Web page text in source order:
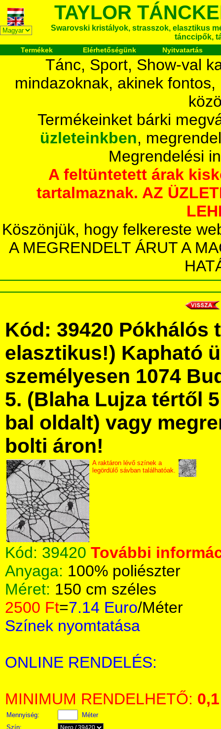
TAYLOR
Swarovski kristályok, strasszok, elasztikus
tánccipők,
Termékek Elérhetőségünk Nyitvatartás
Tánc, Sport, Show-val
mindazoknak, akinek
Termékeinket bárki
üzleteinkben,
Megrendelési
A feltüntetett árak
tartalmaznak. AZ
Köszönjük, hogy felkereste
A MEGRENDELT ÁRUT A
Kód: 39420 Pókhálós
elasztikus!) Kapható
személyesen 1074
5. (Blaha Lujza tértől
bal oldalt) vagy
bolti áron!
A raktáron lévő színek a
legördülő sávban találhatóak.
Kód: 39420 További
Anyaga: 100% poliészter
Méret: 150 cm széles
2500 Ft=7.14 Euro/Méter
Színek nyomtatása
ONLINE RENDELÉS:
MINIMUM RENDELHETŐ: 0,1
Mennyiség:
Méter
Szín: